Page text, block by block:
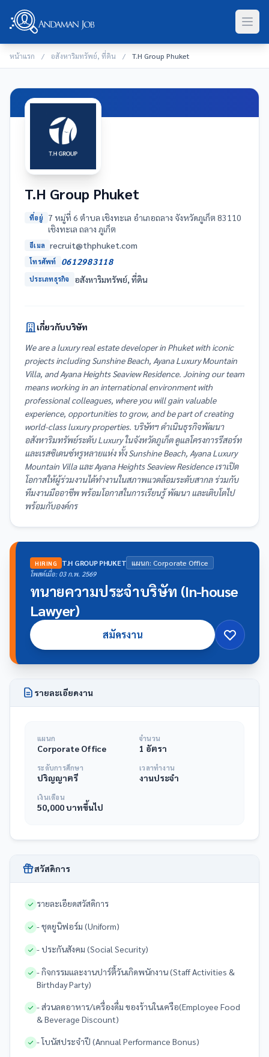
หน้าแรก / อสังหาริมทรัพย์, ที่ดิน / T.H Group Phuket
T.H Group Phuket
ที่อยู่
7 หมู่ที่ 6 ตำบล เชิงทะเล อำเภอถลาง จังหวัดภูเก็ต 83110
เชิงทะเล ถลาง ภูเก็ต
อีเมล moc.tekuhpht@tiurcer
โทรศัพท์ 0612983118
ประเภทธุรกิจ อสังหาริมทรัพย์, ที่ดิน
เกี่ยวกับบริษัท
We are a luxury real estate developer in Phuket with iconic
projects including Sunshine Beach, Ayana Luxury Mountain
Villa, and Ayana Heights Seaview Residence. Joining our team
means working in an international environment with
professional colleagues, where you will gain valuable
experience, opportunities to grow, and be part of creating
world-class luxury properties. บริษัทฯ ดำเนินธุรกิจพัฒนา
อสังหาริมทรัพย์ระดับ Luxury ในจังหวัดภูเก็ต ดูแลโครงการรีสอร์ท
และเรสซิเดนซ์หรูหลายแห่ง ทั้ง Sunshine Beach, Ayana Luxury
Mountain Villa และ Ayana Heights Seaview Residence เราเปิด
โอกาสให้ผู้ร่วมงานได้ทำงานในสภาพแวดล้อมระดับสากล ร่วมกับ
ทีมงานมืออาชีพ พร้อมโอกาสในการเรียนรู้ พัฒนา และเติบโตไป
พร้อมกับองค์กร
HIRING T.H GROUP PHUKET แผนก: Corporate Office
โพสต์เมื่อ: 03 ก.พ. 2569
ทนายความประจำบริษัท (In-house
Lawyer)
สมัครงาน
รายละเอียดงาน
แผนก
Corporate Office
จำนวน
1 อัตรา
ระดับการศึกษา
ปริญญาตรี
เวลาทำงาน
งานประจำ
เงินเดือน
50,000 บาทขึ้นไป
สวัสดิการ
รายละเอียดสวัสดิการ
- ชุดยูนิฟอร์ม (Uniform)
- ประกันสังคม (Social Security)
- กิจกรรมและงานปาร์ตี้วันเกิดพนักงาน (Staff Activities &
Birthday Party)
- ส่วนลดอาหาร/เครื่องดื่ม ของร้านในเครือ(Employee Food
& Beverage Discount)
- โบนัสประจำปี (Annual Performance Bonus)